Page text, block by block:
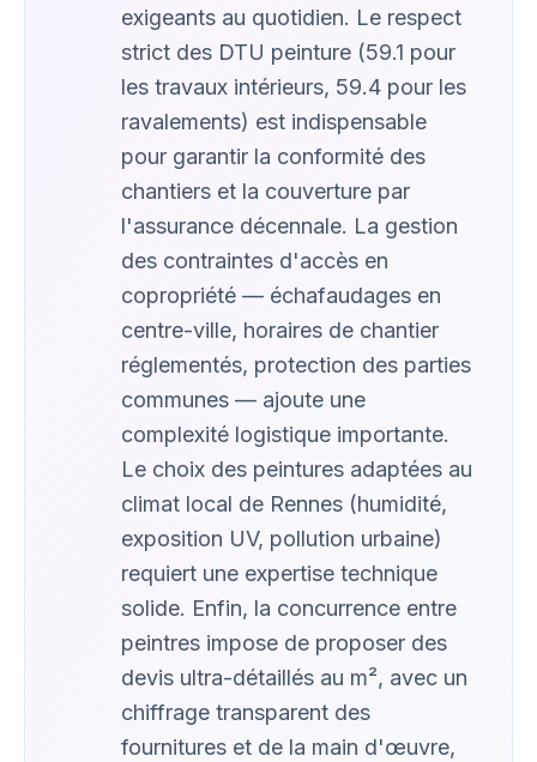
exigeants au quotidien. Le respect
strict des DTU peinture (59.1 pour
les travaux intérieurs, 59.4 pour les
ravalements) est indispensable
pour garantir la conformité des
chantiers et la couverture par
l'assurance décennale. La gestion
des contraintes d'accès en
copropriété — échafaudages en
centre-ville, horaires de chantier
réglementés, protection des parties
communes — ajoute une
complexité logistique importante.
Le choix des peintures adaptées au
climat local de Rennes (humidité,
exposition UV, pollution urbaine)
requiert une expertise technique
solide. Enfin, la concurrence entre
peintres impose de proposer des
devis ultra-détaillés au m², avec un
chiffrage transparent des
fournitures et de la main d'œuvre,